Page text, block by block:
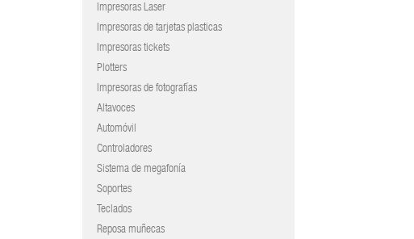
Impresoras Laser
Impresoras de tarjetas plasticas
Impresoras tickets
Plotters
Impresoras de fotografías
Altavoces
Automóvil
Controladores
Sistema de megafonía
Soportes
Teclados
Reposa muñecas